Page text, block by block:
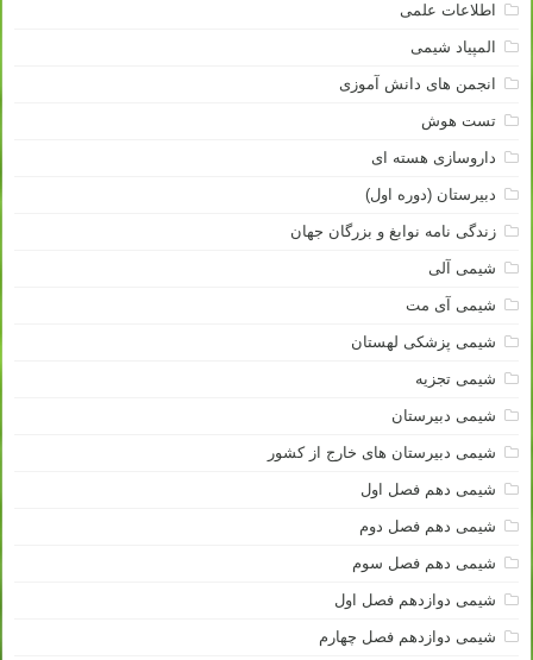
اطلاعات علمی
المپیاد شیمی
انجمن های دانش آموزی
تست هوش
داروسازی هسته ای
دبیرستان (دوره اول)
زندگی نامه نوابغ و بزرگان جهان
شیمی آلی
شیمی آی مت
شیمی پزشکی لهستان
شیمی تجزیه
شیمی دبیرستان
شیمی دبیرستان های خارج از کشور
شیمی دهم فصل اول
شیمی دهم فصل دوم
شیمی دهم فصل سوم
شیمی دوازدهم فصل اول
شیمی دوازدهم فصل چهارم